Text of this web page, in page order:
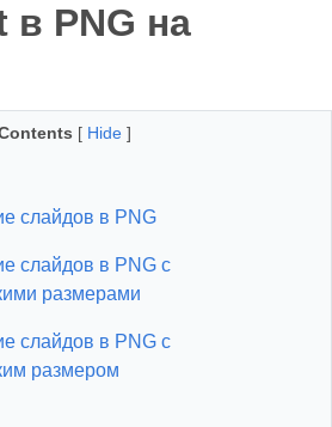
в PNG на
[ Hide ]
слайдов в PNG
слайдов в PNG с
размерами
слайдов в PNG с
размером